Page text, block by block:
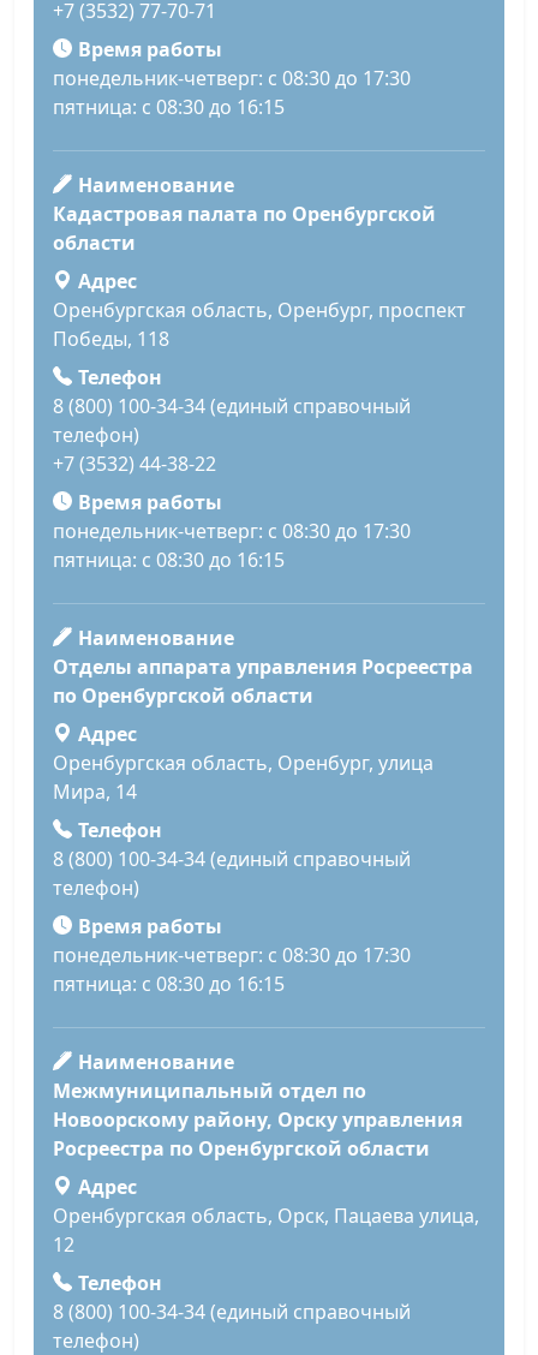
+7 (3532) 77-70-71
Время работы
понедельник-четверг: с 08:30 до 17:30
пятница: с 08:30 до 16:15
Наименование
Кадастровая палата по Оренбургской
области
Адрес
Оренбургская область, Оренбург, проспект
Победы, 118
Телефон
8 (800) 100-34-34 (единый справочный
телефон)
+7 (3532) 44-38-22
Время работы
понедельник-четверг: с 08:30 до 17:30
пятница: с 08:30 до 16:15
Наименование
Отделы аппарата управления Росреестра
по Оренбургской области
Адрес
Оренбургская область, Оренбург, улица
Мира, 14
Телефон
8 (800) 100-34-34 (единый справочный
телефон)
Время работы
понедельник-четверг: с 08:30 до 17:30
пятница: с 08:30 до 16:15
Наименование
Межмуниципальный отдел по
Новоорскому району, Орску управления
Росреестра по Оренбургской области
Адрес
Оренбургская область, Орск, Пацаева улица,
12
Телефон
8 (800) 100-34-34 (единый справочный
телефон)